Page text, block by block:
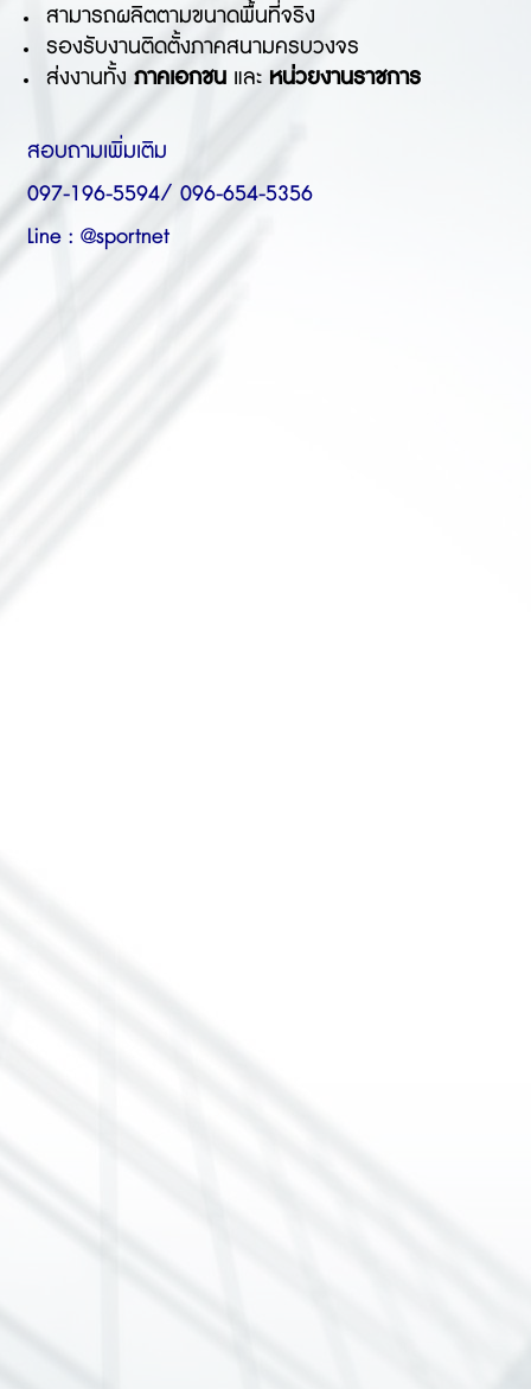
สามารถผลิตตามขนาดพื้นที่จริง
รองรับงานติดตั้งภาคสนามครบวงจร
ส่งงานทั้ง ภาคเอกชนและ หน่วยงานราชการ
สอบถามเพิ่มเติม
097-196-5594/ 096-654-5356
Line : @sportnet